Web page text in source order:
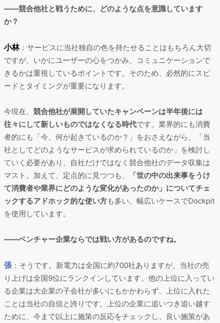
――競合他社と戦うために、どのような点を意識しています
か？
小林：サービスに当社独自の色を持たせることはもちろん大切
ですが、いかにユーザーの心をつかみ、コミュニケーションで
きるかは重視しているポイントです。そのため、必然的にスピ
ードとタイミングが重要になります。
今現在、 競合他社が展開していたキャンペーンは半年後には
往々にして新しいものではなくなる時代です。業界的にも消費
者的にも「今、何が起きているのか？」をおさえながら、「当
社としてどのようなサービスが求められているのか」を検討し
ていく必要があり、自社だけではなく競合他社のデータ収集は
マスト。加えて、定点的に見つつも、
「世の中の出来事をうけ
て消費者や業界にどのような変化があったのか」についてチェ
ックするアドホック的な使い方も多い。幅広いケースでDockpit
を使用しています。
――ベンチャー企業ならでは戦い方があるのですね。
張：そうです。新電力は全国に約700社ありますが、当社の売
り上げは全国9位にランクインしています。他の上位に入ってい
る企業は大企業の子会社が多いにもかかわらず、上位に入れた
ことは当社の自信と誇りです。上位の企業に追いつき追い越す
ために、今まで以上に施策の反応をチェックし、良い施策があ